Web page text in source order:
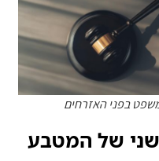
בפני האזרחים
של המטבע